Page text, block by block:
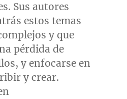
Sus autores
estos temas
y que
pérdida de
y enfocarse en
y crear.